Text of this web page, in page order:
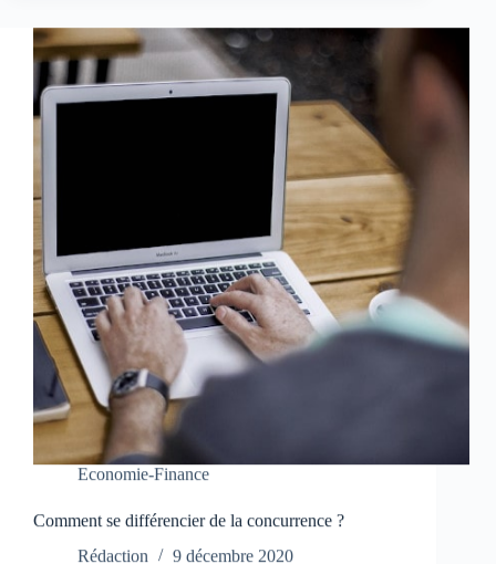
Economie-Finance
Comment se différencier de la concurrence ?
Rédaction
9 décembre 2020